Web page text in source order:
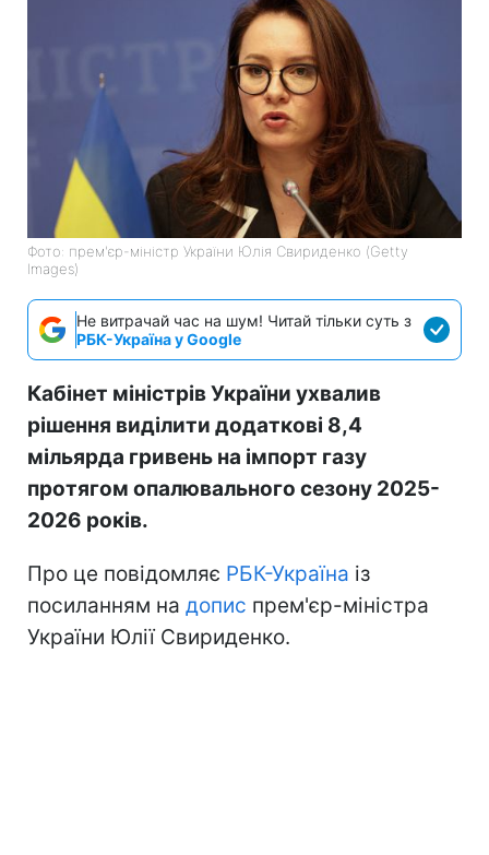
Фото: прем'єр-міністр України Юлія Свириденко (Getty
Images)
Не витрачай час на шум! Читай тільки суть з
РБК-Україна у Google
Кабінет міністрів України ухвалив
рішення виділити додаткові 8,4
мільярда гривень на імпорт газу
протягом опалювального сезону 2025-
2026 років.
Про це повідомляє РБК-Україна із
посиланням на допис прем'єр-міністра
України Юлії Свириденко.